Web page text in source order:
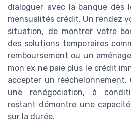
dialoguer avec la banque dès
mensualités crédit. Un rendez
situation, de montrer votre
des solutions temporaires
remboursement ou un
mon ex ne paie plus le crédit
accepter un
une renégociation, à
restant démontre une
sur la durée.